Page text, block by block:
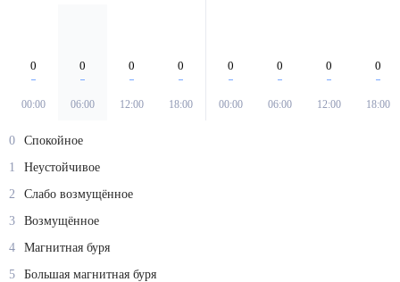
0
00:00
0
06:00
0
12:00
0
18:00
0
00:00
0
06:00
0
12:00
0
18:00
0
Спокойное
1
Неустойчивое
2
Слабо возмущённое
3
Возмущённое
4
Магнитная буря
5
Большая магнитная буря